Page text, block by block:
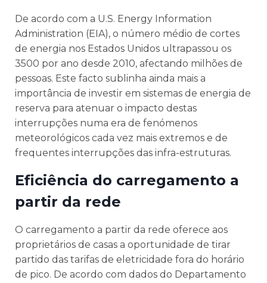
De acordo com a U.S. Energy Information
Administration (EIA), o número médio de cortes
de energia nos Estados Unidos ultrapassou os
3500 por ano desde 2010, afectando milhões de
pessoas. Este facto sublinha ainda mais a
importância de investir em sistemas de energia de
reserva para atenuar o impacto destas
interrupções numa era de fenómenos
meteorológicos cada vez mais extremos e de
frequentes interrupções das infra-estruturas.
Eficiência do carregamento a
partir da rede
O carregamento a partir da rede oferece aos
proprietários de casas a oportunidade de tirar
partido das tarifas de eletricidade fora do horário
de pico. De acordo com dados do Departamento